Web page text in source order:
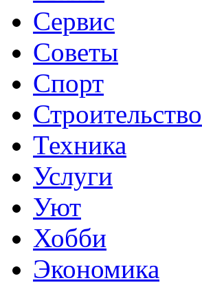
Сервис
Советы
Спорт
Строительство
Техника
Услуги
Уют
Хобби
Экономика